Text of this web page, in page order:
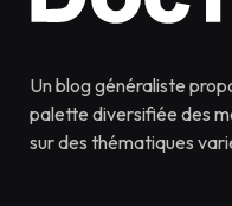
Un blog généraliste
palette diversifiée des
sur des thématiques